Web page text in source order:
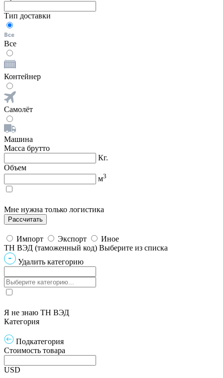
Тип доставки
Все
Контейнер
Самолёт
Машина
Масса брутто
Кг.
Объем
м3
Мне нужна только логистика
Импорт Экспорт
Иное
ТН ВЭД (таможенный код) Выберите из списка
Удалить категорию
Я не знаю ТН ВЭД
Категория
Подкатегория
Стоимость товара
USD